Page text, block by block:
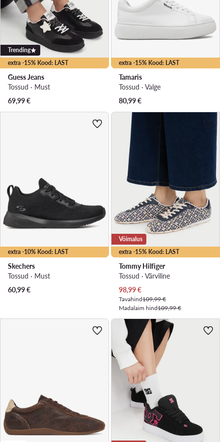
extra -15% Kood: LAST
Trending
Guess Jeans
Tossud · Must
69,99€
extra -15% Kood: LAST
Tamaris
Tossud · Valge
80,99€
extra -10% Kood: LAST
Skechers
Tossud · Must
60,99€
extra -15% Kood: LAST
Võimalus
Tommy Hilfiger
Tossud · Värviline
Praegune hind
98,99€
Tavahind109,99 €
Madalaim hind109,99 €